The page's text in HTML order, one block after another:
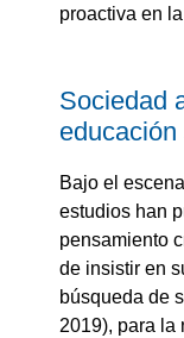
proactiva en
Sociedad
Bajo el
estudios han
pensamiento
de insistir en
búsqueda de
2019), para la